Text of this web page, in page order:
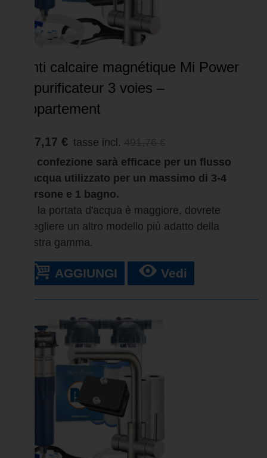
Anti calcaire magnétique Mi Power
+ purificateur 3 voies –
appartement
467,17 € tasse incl.
La confezione sarà efficace per un flusso
d'acqua utilizzato per un massimo di 3-4
persone e 1 bagno.
Se la portata d'acqua è maggiore, dovrete
scegliere un altro modello più adatto della
nostra gamma.
AGGIUNGI Vedi